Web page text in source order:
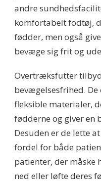
andre
komfortabelt fodtøj,
fødder, men også
bevæge sig frit og
Overtræksfutter
bevægelsesfrihed.
fleksible materialer,
fødderne og giver en
Desuden er de lette
fordel for både
patienter, der måske
ned eller løfte deres